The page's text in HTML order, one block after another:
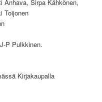
Anhava, Sirpa Kähkönen,
Toijonen
P Pulkkinen.
Kirjakaupalla